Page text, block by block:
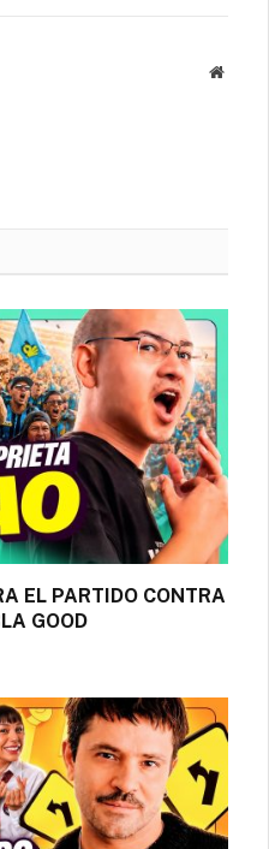
Website
EL PARTIDO CONTRA
GOOD